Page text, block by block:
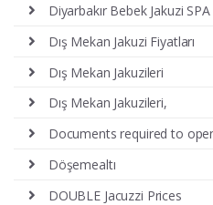
Diyarbakır Bebek Jakuzi SPA
Dış Mekan Jakuzi Fiyatları
Dış Mekan Jakuzileri
Dış Mekan Jakuzileri,
Documents required to
Döşemealtı
DOUBLE Jacuzzi Prices